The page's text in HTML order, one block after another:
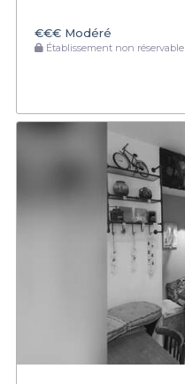
€€€ Modéré
Établissement non réservable